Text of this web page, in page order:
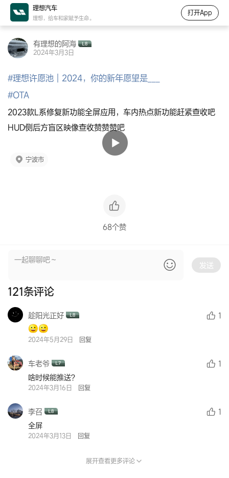
有理想的阿海
2024年3月3日
#理想许愿池｜2024，你的新年愿望是___
#OTA
2023款L系修复新功能全屏应用，车内热点新功能赶紧查收吧
HUD侧后方盲区映像查收赞赞赞吧
宁波市
68个赞
发送
121条评论
趁阳光正好 1
2024年5月29日 回复
车老爷
1
啥时候能推送？
2024年3月16日 回复
李召
1
全屏
2024年3月13日 回复
展开查看更多评论
理想汽车
理想，给车和家赋予生命。
打开App